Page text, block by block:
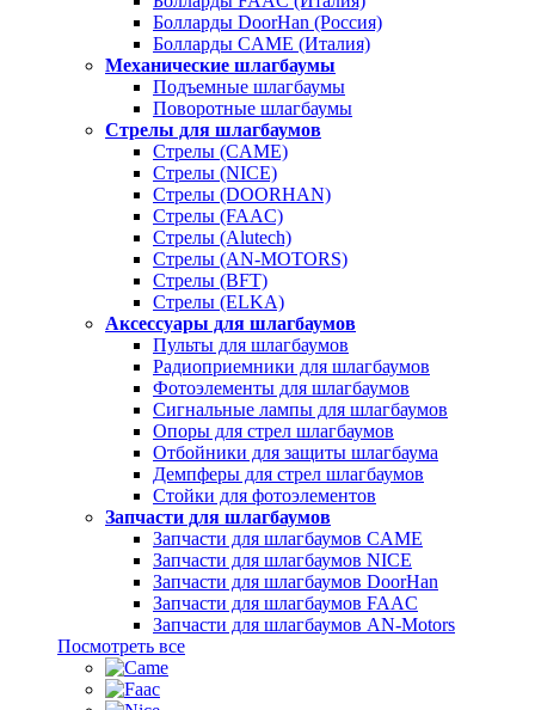
Болларды DoorHan (Россия)
Болларды CAME (Италия)
Механические шлагбаумы
Подъемные шлагбаумы
Поворотные шлагбаумы
Стрелы для шлагбаумов
Стрелы (CAME)
Стрелы (NICE)
Стрелы (DOORHAN)
Стрелы (FAAC)
Стрелы (Alutech)
Стрелы (AN-MOTORS)
Стрелы (BFT)
Стрелы (ELKA)
Аксессуары для шлагбаумов
Пульты для шлагбаумов
Радиоприемники для шлагбаумов
Фотоэлементы для шлагбаумов
Сигнальные лампы для шлагбаумов
Опоры для стрел шлагбаумов
Отбойники для защиты шлагбаума
Демпферы для стрел шлагбаумов
Стойки для фотоэлементов
Запчасти для шлагбаумов
Запчасти для шлагбаумов CAME
Запчасти для шлагбаумов NICE
Запчасти для шлагбаумов DoorHan
Запчасти для шлагбаумов FAAC
Запчасти для шлагбаумов AN-Motors
Посмотреть все